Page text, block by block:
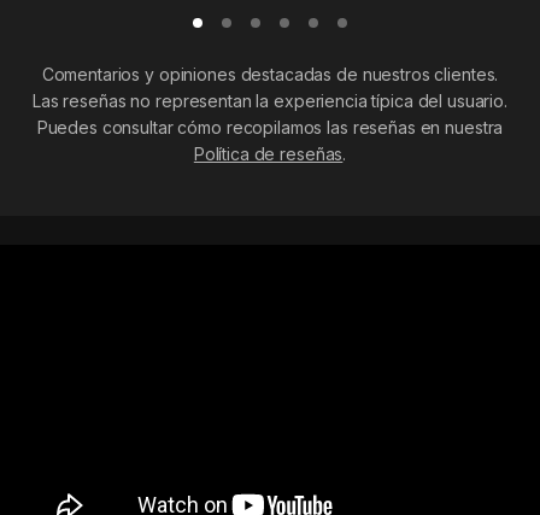
Comentarios y opiniones destacadas de nuestros clientes.
Las reseñas no representan la experiencia típica del usuario.
Puedes consultar cómo recopilamos las reseñas en nuestra
Política de reseñas.